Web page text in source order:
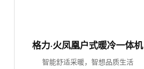
了解更多
格力·火凤凰户式暖冷一体机
智能舒适采暖，智想品质生活